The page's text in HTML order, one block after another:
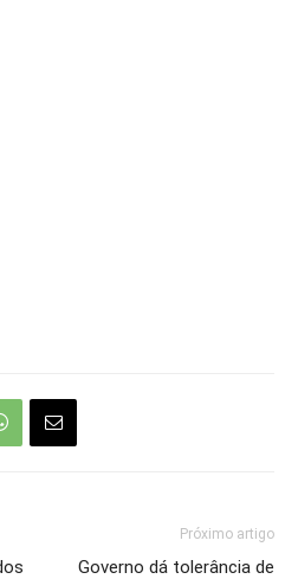
Próximo artigo
Governo dá tolerância de